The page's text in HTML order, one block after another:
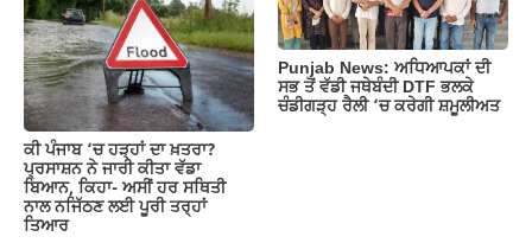
ਕੀ ਪੰਜਾਬ ‘ਚ ਹੜ੍ਹਾਂ ਦਾ ਖ਼ਤਰਾ?
ਪ੍ਰਸਾਸ਼ਨ ਨੇ ਜਾਰੀ ਕੀਤਾ ਵੱਡਾ
ਬਿਆਨ, ਕਿਹਾ- ਅਸੀਂ ਹਰ ਸਥਿਤੀ
ਨਾਲ ਨਜਿੱਠਣ ਲਈ ਪੂਰੀ ਤਰ੍ਹਾਂ
ਤਿਆਰ
Punjab News: ਅਧਿਆਪਕਾਂ ਦੀ
ਸਭ ਤੋਂ ਵੱਡੀ ਜਥੇਬੰਦੀ DTF ਭਲਕੇ
ਚੰਡੀਗੜ੍ਹ ਰੈਲੀ ‘ਚ ਕਰੇਗੀ ਸ਼ਮੂਲੀਅਤ